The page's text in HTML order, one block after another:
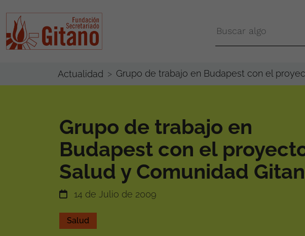
Actualidad Grupo de trabajo en Budapest con el
Grupo de trabajo en
Budapest con el
Salud y Comunidad
14 de Julio de 2009
Salud